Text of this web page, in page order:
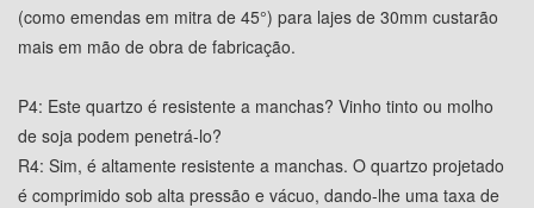
(como emendas em mitra de 45°) para lajes de 30mm custarão
mais em mão de obra de fabricação.
P4: Este quartzo é resistente a manchas? Vinho tinto ou molho
de soja podem penetrá-lo?
R4: Sim, é altamente resistente a manchas. O quartzo projetado
é comprimido sob alta pressão e vácuo, dando-lhe uma taxa de